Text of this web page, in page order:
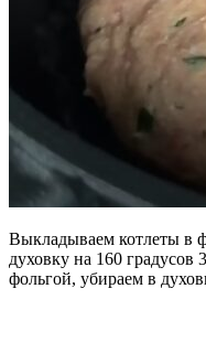
Выкладываем котлеты в
духовку на 160 градусов
фольгой, убираем в